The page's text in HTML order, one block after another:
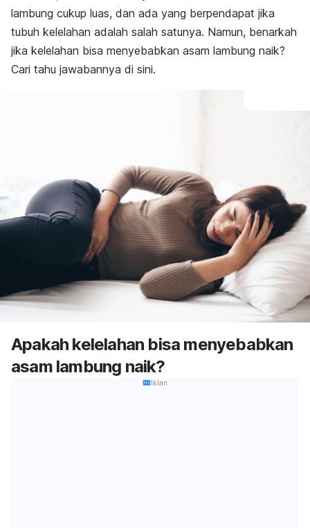
lambung cukup luas, dan ada yang berpendapat jika
tubuh kelelahan adalah salah satunya. Namun, benarkah
jika kelelahan bisa menyebabkan asam lambung naik?
Cari tahu jawabannya di sini.
Apakah kelelahan bisa menyebabkan
asam lambung naik?
Iklan